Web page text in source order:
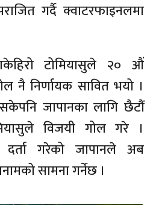
गर्दै क्वाटरफाइनलमा
टोमियासुले २० औं
नै निर्णायक सावित भयो ।
जापानका लागि छैटौं
विजयी गोल गरे ।
गरेको जापानले अब
सामना गर्नेछ ।